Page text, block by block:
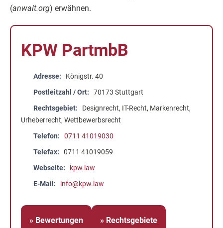
(anwalt.org) erwähnen.
KPW PartmbB
Adresse
Königstr. 40
Postleitzahl / Ort
70173 Stuttgart
Rechtsgebiet
Designrecht, IT-Recht, Markenrecht,
Urheberrecht, Wettbewerbsrecht
Telefon
0711 41019030
Telefax
0711 41019059
Webseite
kpw.law
E-Mail
info@kpw.law
» Bewertungen » Rechtsgebiete